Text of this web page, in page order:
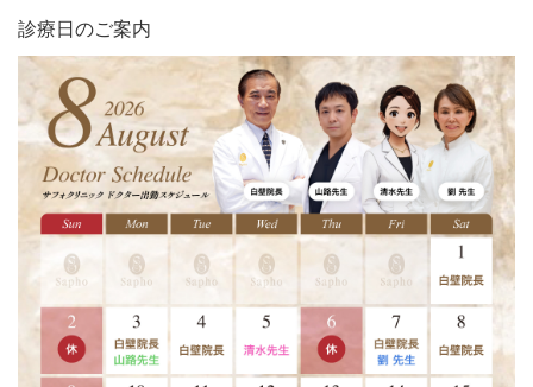
2026-04-13
サフォクリニック YouTube新動画 リリースされました。今回
は男性30代 「糸リフト治療」のドキュメントです。 こちらを
クリニックしていただけると YouTube動画ご覧いただけま
す。
2026-03-10
形成外科専門「山路先生」入局のお知らせ。3月より月曜日担
当医師として山路先生を迎えました。当院では外科を主にし
た総合アンチエイジング、目周りのお悩みの担当をいたしま
す。保険診療対応もしておりますので山路先生での診察の際
は保険証をお持ちくださいませ。
2026-02-24
当院YouTubeChannnelにて「サフォオリジナル二重術 ビー
診療日のご案内